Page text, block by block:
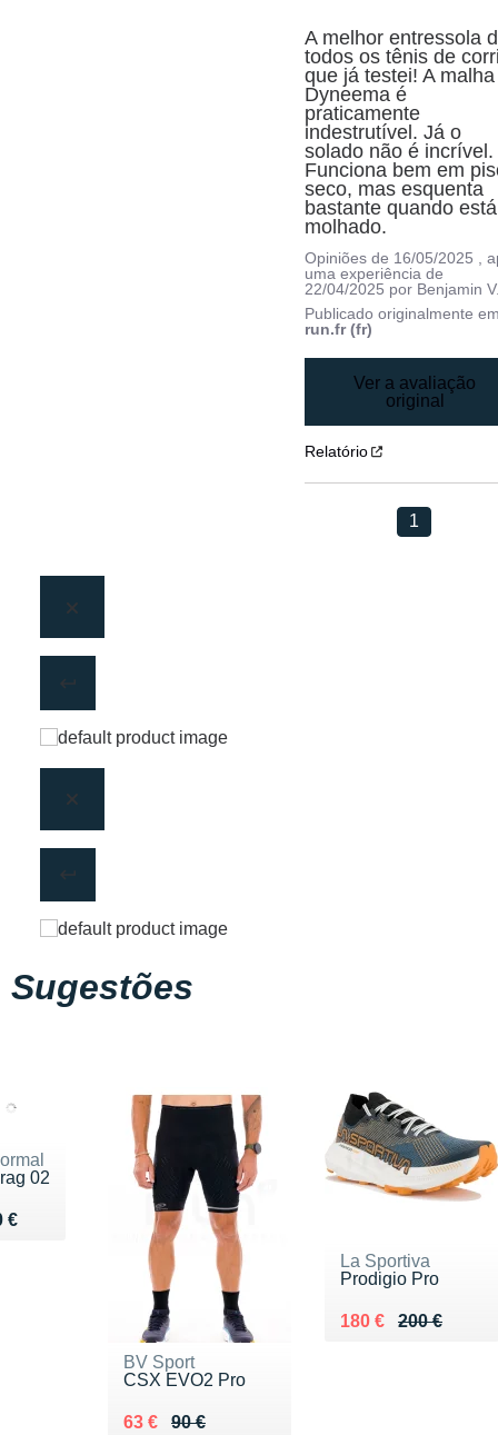
A melhor entressola
todos os tênis de
que já testei! A malha
Dyneema é
praticamente
indestrutível. Já o
solado não é incrível.
Funciona bem em
seco, mas esquenta
bastante quando está
molhado.
Opiniões de 16/05/2025
,
uma experiência de
22/04/2025 por Benjamin
Publicado originalmente
run.fr (fr)
Ver a avaliação
original
Relatório
1
Sugestões
02
€ 190 €
BV Sport
CSX EVO2 Pro
90 €
Au lieu de 90 €
63 €
Vendu 63 €
La Sportiva
Prodigio Pro
200 €
Au lieu de 200 €
180 €
Vendu 180 €